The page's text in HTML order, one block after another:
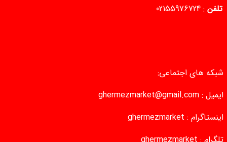
تلفن :
02155976724
شبکه های اجتماعی:
ایمیل : ghermezmarket@gmail.com
اینستاگرام : ghermezmarket